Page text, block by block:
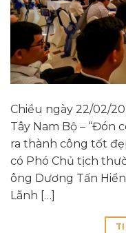
Chiều ngày 22/02/
Tây Nam Bộ – “Đón
ra thành công tốt
có Phó Chủ tịch
ông Dương Tấn
Lãnh […]